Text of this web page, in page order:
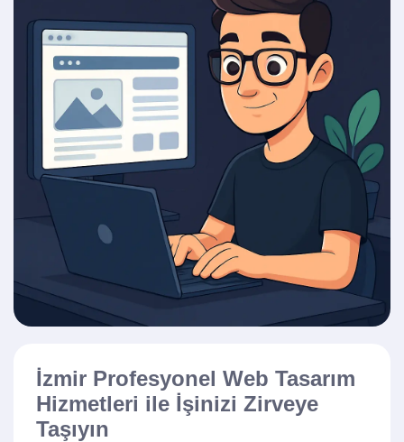
İzmir Profesyonel Web Tasarım
Hizmetleri ile İşinizi Zirveye
Taşıyın